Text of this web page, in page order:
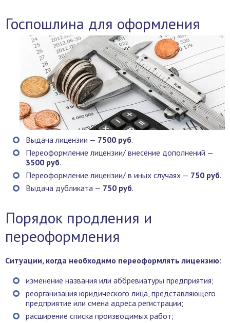
Госпошлина для оформления
Выдача лицензии — 7500 руб.
Переоформление лицензии/ внесение дополнений —
3500 руб.
Переоформление лицензии/ в иных случаях — 750 руб.
Выдача дубликата — 750 руб.
Порядок продления и
переоформления
Ситуации, когда необходимо переоформлять лицензию:
изменение названия или аббревиатуры предприятия;
реорганизация юридического лица, представляющего
предприятие или смена адреса регистрации;
расширение списка производимых работ;